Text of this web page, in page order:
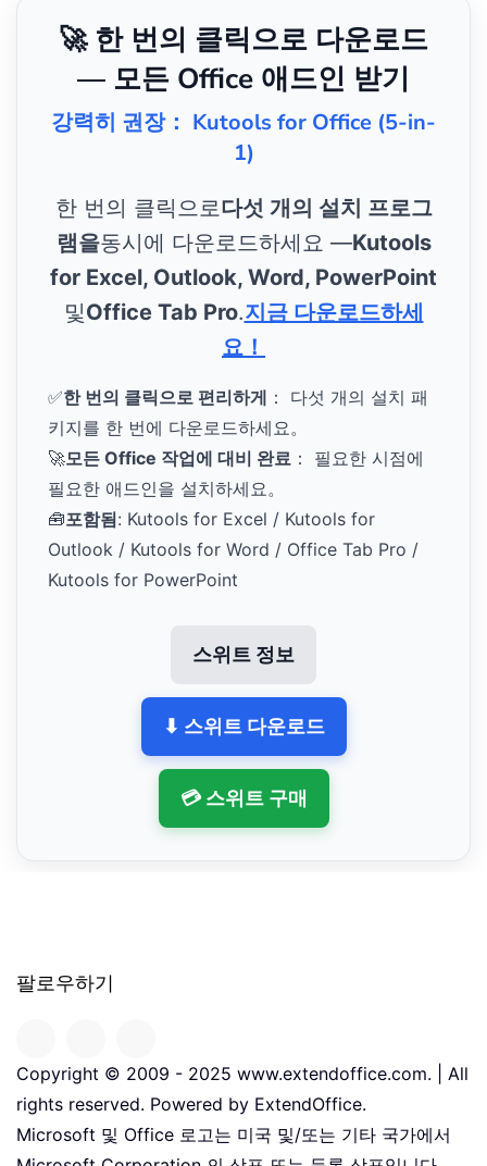
🚀 한 번의 클릭으로 다운로드
— 모든 Office 애드인 받기
강력히 권장： Kutools for Office (5-in-
1)
한 번의 클릭으로다섯 개의 설치 프로그
램을동시에 다운로드하세요 —Kutools
for Excel, Outlook, Word, PowerPoint
및Office Tab Pro.지금 다운로드하세
요！
✅한 번의 클릭으로 편리하게 ： 다섯 개의 설치 패
키지를 한 번에 다운로드하세요。
🚀모든 Office 작업에 대비 완료 ： 필요한 시점에
필요한 애드인을 설치하세요。
🧰포함됨: Kutools for Excel / Kutools for
Outlook / Kutools for Word / Office Tab Pro /
Kutools for PowerPoint
스위트 정보
⬇ 스위트 다운로드
💳 스위트 구매
팔로우하기
Copyright © 2009 - 2025 www.extendoffice.com. | All
rights reserved. Powered by ExtendOffice.
Microsoft 및 Office 로고는 미국 및/또는 기타 국가에서